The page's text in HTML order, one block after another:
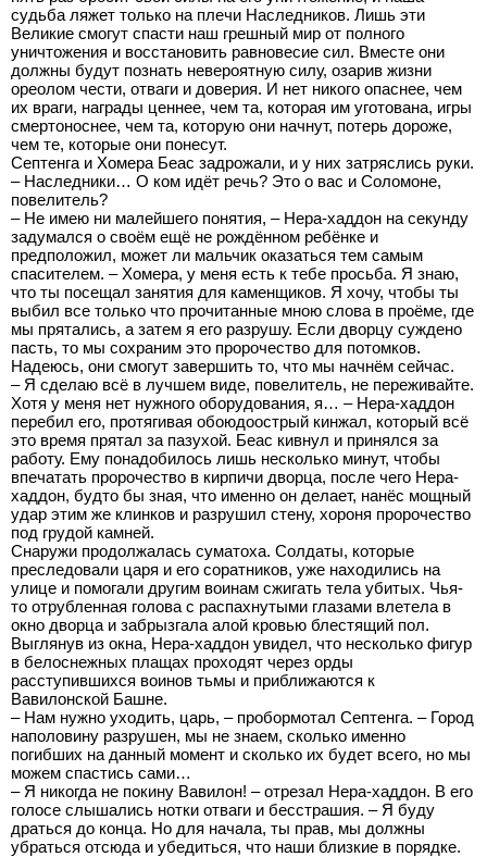
судьба ляжет только на плечи Наследников. Лишь эти
Великие смогут спасти наш грешный мир от полного
уничтожения и восстановить равновесие сил. Вместе они
должны будут познать невероятную силу, озарив жизни
ореолом чести, отваги и доверия. И нет никого опаснее, чем
их враги, награды ценнее, чем та, которая им уготована, игры
смертоноснее, чем та, которую они начнут, потерь дороже,
чем те, которые они понесут.
Септенга и Хомера Беас задрожали, и у них затряслись руки.
– Наследники… О ком идёт речь? Это о вас и Соломоне,
повелитель?
– Не имею ни малейшего понятия, – Нера-хаддон на секунду
задумался о своём ещё не рождённом ребёнке и
предположил, может ли мальчик оказаться тем самым
спасителем. – Хомера, у меня есть к тебе просьба. Я знаю,
что ты посещал занятия для каменщиков. Я хочу, чтобы ты
выбил все только что прочитанные мною слова в проёме, где
мы прятались, а затем я его разрушу. Если дворцу суждено
пасть, то мы сохраним это пророчество для потомков.
Надеюсь, они смогут завершить то, что мы начнём сейчас.
– Я сделаю всё в лучшем виде, повелитель, не переживайте.
Хотя у меня нет нужного оборудования, я… – Нера-хаддон
перебил его, протягивая обоюдоострый кинжал, который всё
это время прятал за пазухой. Беас кивнул и принялся за
работу. Ему понадобилось лишь несколько минут, чтобы
впечатать пророчество в кирпичи дворца, после чего Нера-
хаддон, будто бы зная, что именно он делает, нанёс мощный
удар этим же клинков и разрушил стену, хороня пророчество
под грудой камней.
Снаружи продолжалась суматоха. Солдаты, которые
преследовали царя и его соратников, уже находились на
улице и помогали другим воинам сжигать тела убитых. Чья-
то отрубленная голова с распахнутыми глазами влетела в
окно дворца и забрызгала алой кровью блестящий пол.
Выглянув из окна, Нера-хаддон увидел, что несколько фигур
в белоснежных плащах проходят через орды
расступившихся воинов тьмы и приближаются к
Вавилонской Башне.
– Нам нужно уходить, царь, – пробормотал Септенга. – Город
наполовину разрушен, мы не знаем, сколько именно
погибших на данный момент и сколько их будет всего, но мы
можем спастись сами…
– Я никогда не покину Вавилон! – отрезал Нера-хаддон. В его
голосе слышались нотки отваги и бесстрашия. – Я буду
драться до конца. Но для начала, ты прав, мы должны
убраться отсюда и убедиться, что наши близкие в порядке.